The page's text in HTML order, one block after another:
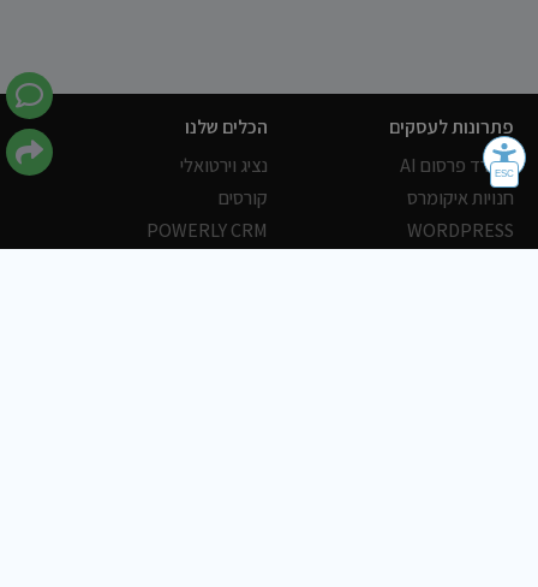
פתרונות לעסקים
משרד פרסום AI
חנויות איקומרס
WORDPRESS
הכלים שלנו
נציג וירטואלי
קורסים
POWERLY CRM